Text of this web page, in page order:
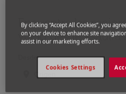
Encuentre las
vuelo desde Esauira
Desde
Por favor, intente
By clicking “Accept All Cookies”, you
on your device to enhance site
assist in our marketing efforts.
Cookies Settings